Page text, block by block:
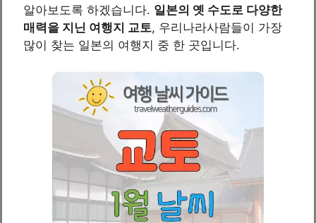
알아보도록 하겠습니다. 일본의 옛 수도로 다양한
매력을 지닌 여행지 교토, 우리나라사람들이 가장
많이 찾는 일본의 여행지 중 한 곳입니다.